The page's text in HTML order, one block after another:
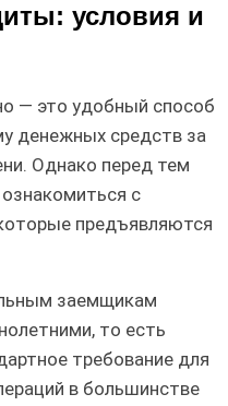
условия и
— это удобный способ
денежных средств за
Однако перед тем
с
предъявляются
заемщикам
то есть
требование для
в большинстве